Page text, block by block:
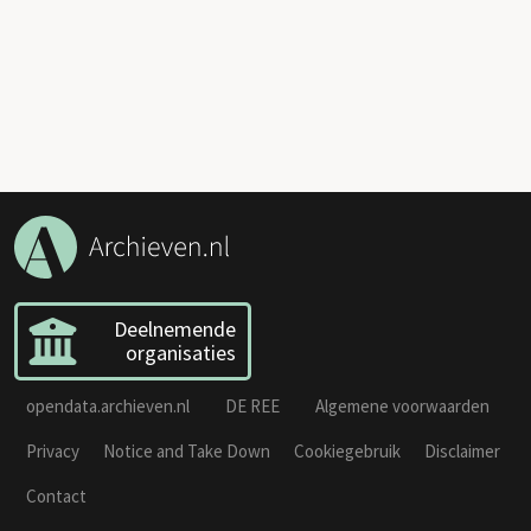
Deelnemende
organisaties
opendata.archieven.nl DE REE
Algemene voorwaarden
Privacy
Notice and Take Down Cookiegebruik
Disclaimer
Contact